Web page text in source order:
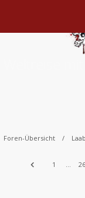
Foren-Übersicht
1 … 26